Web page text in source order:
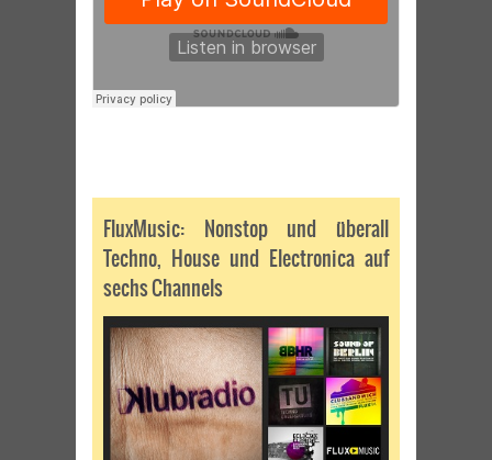
FluxMusic: Nonstop und überall
Techno, House und Electronica auf
sechs Channels